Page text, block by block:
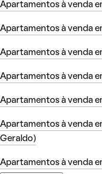
Apartamentos à venda
Apartamentos à venda
Apartamentos à venda
Apartamentos à venda
Apartamentos à venda
Apartamentos à venda
Geraldo)
Apartamentos à venda